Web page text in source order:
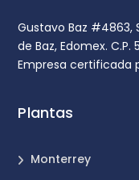
Gustavo Baz #4863,
de Baz, Edomex. C.P.
Empresa certificada
Plantas
Monterrey